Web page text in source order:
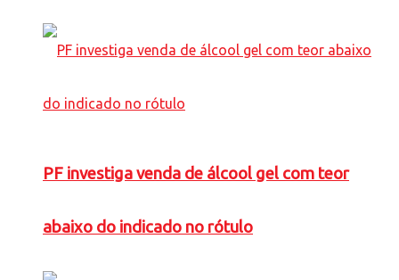
PF investiga venda de álcool gel com teor
abaixo do indicado no rótulo